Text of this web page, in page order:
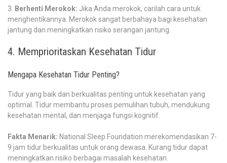
Berhenti Merokok: Jika Anda merokok, carilah cara untuk
menghentikannya. Merokok sangat berbahaya bagi kesehatan
jantung dan meningkatkan risiko serangan jantung.
4. Memprioritaskan Kesehatan Tidur
Mengapa Kesehatan Tidur Penting?
Tidur yang baik dan berkualitas penting untuk kesehatan yang
optimal. Tidur membantu proses pemulihan tubuh, mendukung
kesehatan mental, dan menjaga fungsi kognitif.
Fakta Menarik: National Sleep Foundation merekomendasikan 7-
9 jam tidur berkualitas untuk orang dewasa. Kurang tidur dapat
meningkatkan risiko berbagai masalah kesehatan.